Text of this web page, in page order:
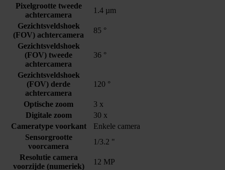
Pixelgrootte tweede
achtercamera
1.4 µm
Gezichtsveldshoek
(FOV) achtercamera
85 °
Gezichtsveldshoek
(FOV) tweede
achtercamera
36 °
Gezichtsveldshoek
(FOV) derde
achtercamera
120 °
Optische zoom
3 x
Digitale zoom
30 x
Cameratype voorkant
Enkele camera
Sensorgrootte
voorcamera
1/3.2 "
Resolutie camera
voorzijde (numeriek)
12 MP